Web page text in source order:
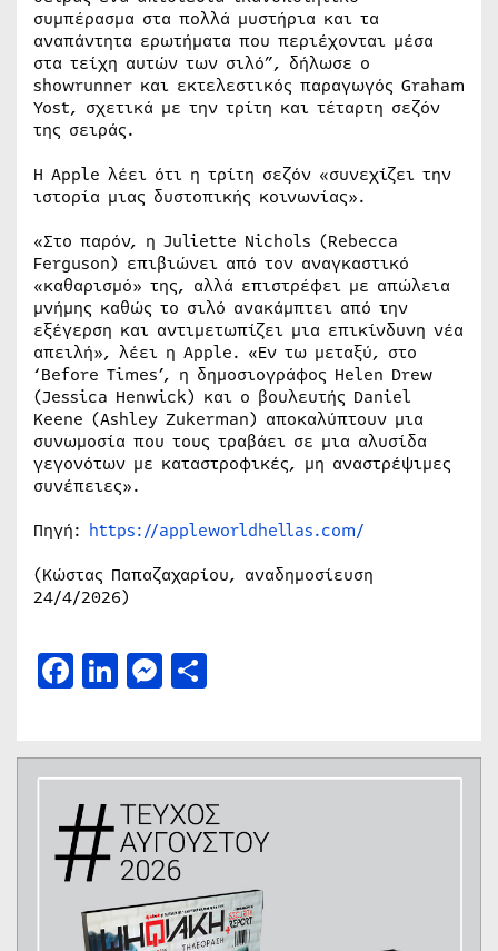
συμπέρασμα στα πολλά μυστήρια και τα
αναπάντητα ερωτήματα που περιέχονται μέσα
στα τείχη αυτών των σιλό”, δήλωσε ο
showrunner και εκτελεστικός παραγωγός Graham
Yost, σχετικά με την τρίτη και τέταρτη σεζόν
της σειράς.
Η Apple λέει ότι η τρίτη σεζόν «συνεχίζει την
ιστορία μιας δυστοπικής κοινωνίας».
«Στο παρόν, η Juliette Nichols (Rebecca
Ferguson) επιβιώνει από τον αναγκαστικό
«καθαρισμό» της, αλλά επιστρέφει με απώλεια
μνήμης καθώς το σιλό ανακάμπτει από την
εξέγερση και αντιμετωπίζει μια επικίνδυνη νέα
απειλή», λέει η Apple. «Εν τω μεταξύ, στο
‘Before Times’, η δημοσιογράφος Helen Drew
(Jessica Henwick) και ο βουλευτής Daniel
Keene (Ashley Zukerman) αποκαλύπτουν μια
συνωμοσία που τους τραβάει σε μια αλυσίδα
γεγονότων με καταστροφικές, μη αναστρέψιμες
συνέπειες».
Πηγή: https://appleworldhellas.com/
(Κώστας Παπαζαχαρίου, αναδημοσίευση
24/4/2026)
Facebook
LinkedIn
Messenger